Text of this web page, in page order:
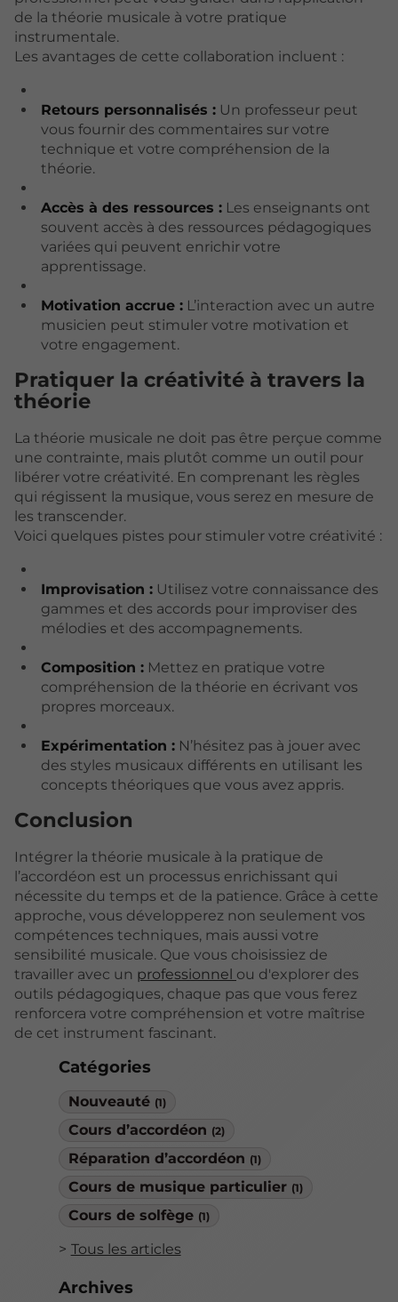
Catégories
Nouveauté (1)
Cours d’accordéon (2)
Réparation d’accordéon (1)
Cours de musique particulier (1)
Cours de solfège (1)
Tous les articles
Archives
de la théorie musicale à votre pratique
instrumentale.
Les avantages de cette collaboration incluent :
Retours personnalisés :Un professeur peut
vous fournir des commentaires sur votre
technique et votre compréhension de la
théorie.
Accès à des ressources :Les enseignants ont
souvent accès à des ressources pédagogiques
variées qui peuvent enrichir votre
apprentissage.
Motivation accrue :L’interaction avec un autre
musicien peut stimuler votre motivation et
votre engagement.
Pratiquer la créativité à travers la
théorie
La théorie musicale ne doit pas être perçue comme
une contrainte, mais plutôt comme un outil pour
libérer votre créativité. En comprenant les règles
qui régissent la musique, vous serez en mesure de
les transcender.
Voici quelques pistes pour stimuler votre créativité :
Improvisation :Utilisez votre connaissance des
gammes et des accords pour improviser des
mélodies et des accompagnements.
Composition :Mettez en pratique votre
compréhension de la théorie en écrivant vos
propres morceaux.
Expérimentation :N’hésitez pas à jouer avec
des styles musicaux différents en utilisant les
concepts théoriques que vous avez appris.
Conclusion
Intégrer la théorie musicale à la pratique de
l’accordéon est un processus enrichissant qui
nécessite du temps et de la patience. Grâce à cette
approche, vous développerez non seulement vos
compétences techniques, mais aussi votre
sensibilité musicale. Que vous choisissiez de
travailler avec un professionnel ou d'explorer des
outils pédagogiques, chaque pas que vous ferez
renforcera votre compréhension et votre maîtrise
de cet instrument fascinant.